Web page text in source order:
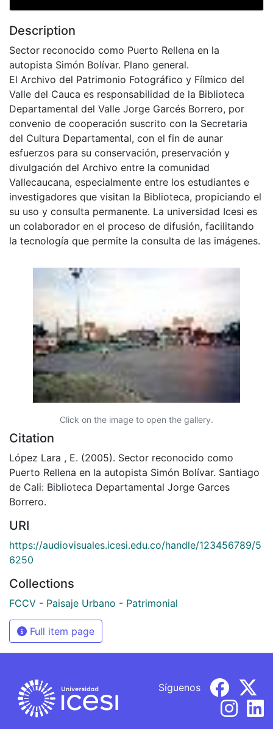
Description
Sector reconocido como Puerto Rellena en la
autopista Simón Bolívar. Plano general.
El Archivo del Patrimonio Fotográfico y Fílmico del
Valle del Cauca es responsabilidad de la Biblioteca
Departamental del Valle Jorge Garcés Borrero, por
convenio de cooperación suscrito con la Secretaria
del Cultura Departamental, con el fin de aunar
esfuerzos para su conservación, preservación y
divulgación del Archivo entre la comunidad
Vallecaucana, especialmente entre los estudiantes e
investigadores que visitan la Biblioteca, propiciando el
su uso y consulta permanente. La universidad Icesi es
un colaborador en el proceso de difusión, facilitando
la tecnología que permite la consulta de las imágenes.
Click on the image to open the gallery.
Citation
López Lara , E. (2005). Sector reconocido como
Puerto Rellena en la autopista Simón Bolívar. Santiago
de Cali: Biblioteca Departamental Jorge Garces
Borrero.
URI
https://audiovisuales.icesi.edu.co/handle/123456789/5
6250
Collections
FCCV - Paisaje Urbano - Patrimonial
Full item page
Síguenos